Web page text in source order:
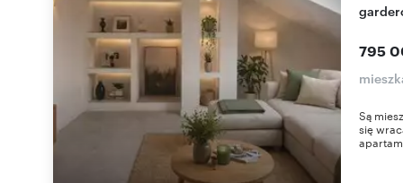
795
Są
się